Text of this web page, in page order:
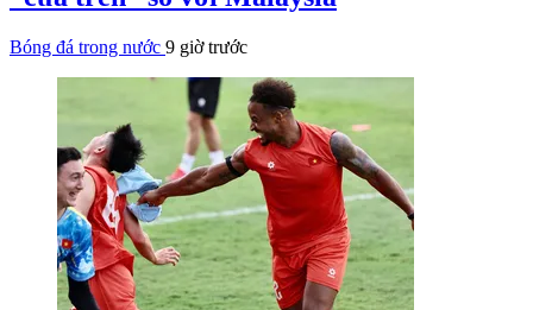
Bóng đá trong nước 9 giờ trước